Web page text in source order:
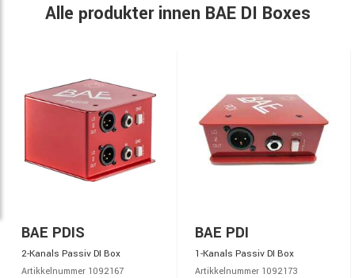
Alle produkter innen BAE DI Boxes
BAE PDIS
2-Kanals Passiv DI Box
Artikkelnummer 1092167
BAE PDI
1-Kanals Passiv DI Box
Artikkelnummer 1092173